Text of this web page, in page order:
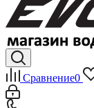
Сравнение0